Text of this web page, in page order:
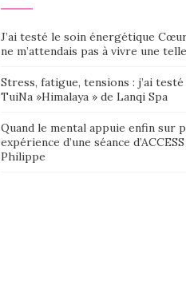
J’ai testé le soin énergétique
ne m’attendais pas à vivre une
Stress, fatigue, tensions : j’ai testé
TuiNa »Himalaya » de Lanqi Spa
Quand le mental appuie enfin sur
expérience d’une séance
Philippe